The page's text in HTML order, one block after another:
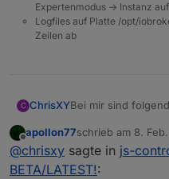
Expertenmodus -> Instanz
Logfiles auf Platte /opt/
Zeilen ab
C ChrisXYBei mir sind
wohl...
iob fix hilft nicht
Update js-
NPM version:
Im log auch
Offline
apollon77schrieb am 8.
zuletzt editiert von
@chrisxy sagte in js-
BETA/LATEST!: